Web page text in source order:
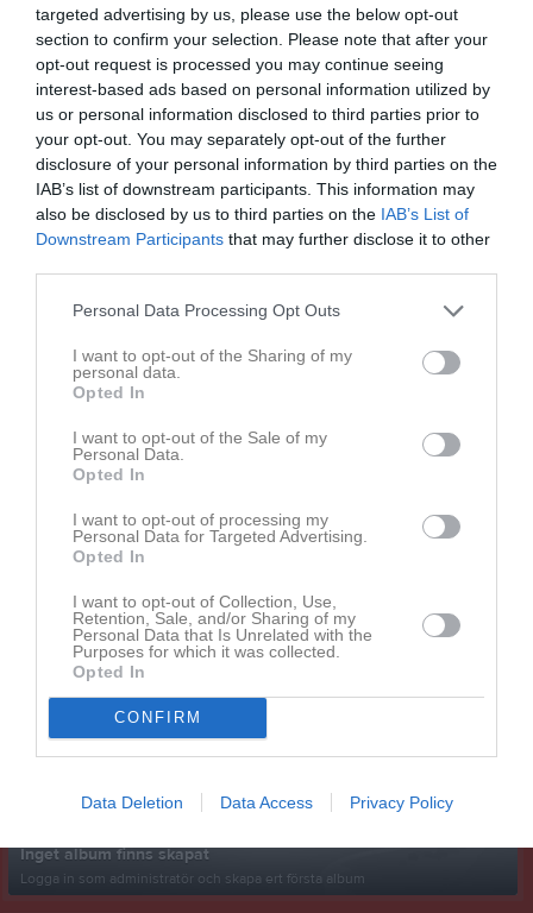
targeted advertising by us, please use the below opt-out
section to confirm your selection. Please note that after your
opt-out request is processed you may continue seeing
interest-based ads based on personal information utilized by
us or personal information disclosed to third parties prior to
your opt-out. You may separately opt-out of the further
disclosure of your personal information by third parties on the
IAB’s list of downstream participants. This information may
also be disclosed by us to third parties on the IAB’s List of
Downstream Participants that may further disclose it to other
Personal Data Processing Opt Outs
I want to opt-out of the Sharing of my
personal data.
Opted In
I want to opt-out of the Sale of my
Personal Data.
Opted In
I want to opt-out of processing my
Personal Data for Targeted Advertising.
Opted In
I want to opt-out of Collection, Use,
Retention, Sale, and/or Sharing of my
Personal Data that Is Unrelated with the
Purposes for which it was collected.
Opted In
CONFIRM
Data Deletion Data Access Privacy Policy
Senast uppladdade video
Logga in och ladda upp ert första klipp
Senast uppdaterade album
Inget album finns skapat
Logga in som administratör och skapa ert första album